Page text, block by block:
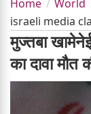
Home World
israeli media
मुज्तबा
का दावा मौत